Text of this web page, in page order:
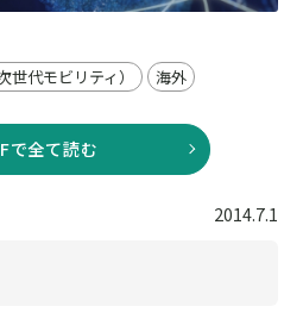
代モビリティ）
海外
で全て読む
2014.7.1